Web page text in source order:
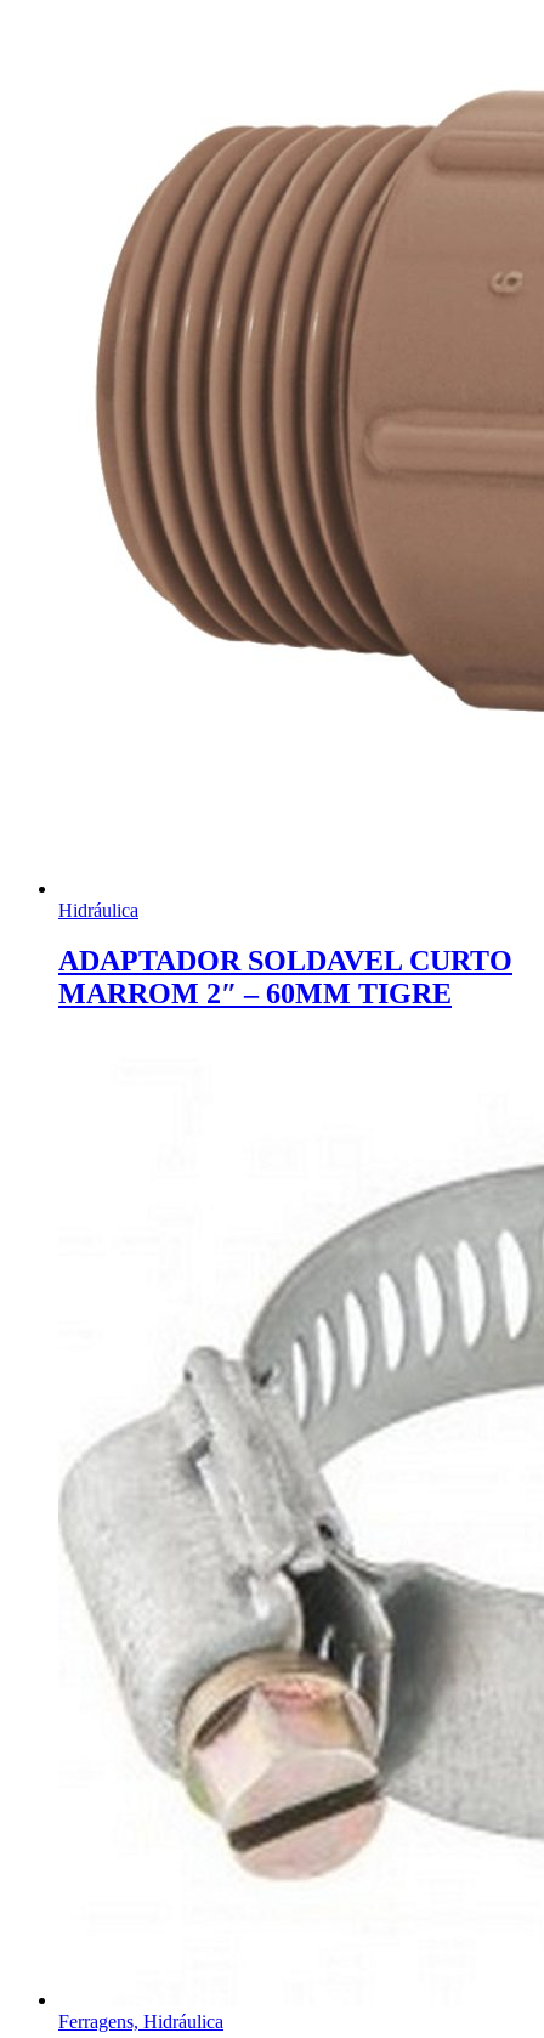
Hidráulica
ADAPTADOR SOLDAVEL CURTO
MARROM 2″ – 60MM TIGRE
Ferragens, Hidráulica